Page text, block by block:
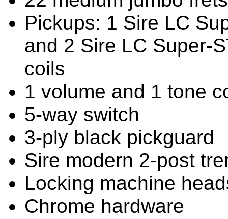
Pickups: 1 Sire LC
and 2 Sire LC Super-
coils
1 volume and 1 tone
5-way switch
3-ply black pickguard
Sire modern 2-post
Locking machine
Chrome hardware